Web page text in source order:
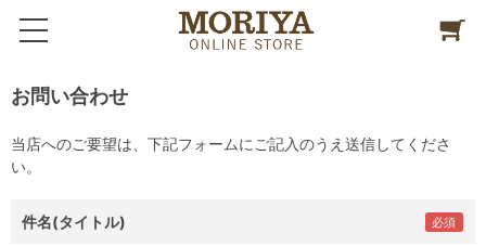
お問い合わせ
当店へのご要望は、下記フォームにご記入のうえ送信してくださ
い。
件名(タイトル)